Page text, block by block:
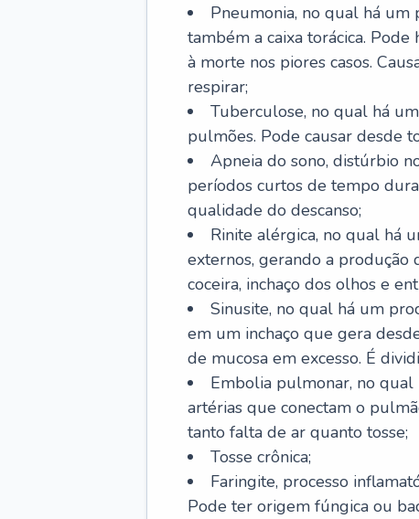
Pneumonia, no qual há um
também a caixa torácica.
à morte nos piores casos.
respirar;
Tuberculose, no qual há
pulmões. Pode causar desde
Apneia do sono, distúrbio
períodos curtos de tempo
qualidade do descanso;
Rinite alérgica, no qual há
externos, gerando a produção
coceira, inchaço dos olhos e
Sinusite, no qual há um
em um inchaço que gera
de mucosa em excesso. É
Embolia pulmonar, no
artérias que conectam o
tanto falta de ar quanto tosse;
Tosse crônica;
Faringite, processo
Pode ter origem fúngica ou